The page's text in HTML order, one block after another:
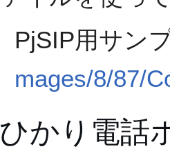
PjSIP用サン
mages/8/87/
ひかり電話